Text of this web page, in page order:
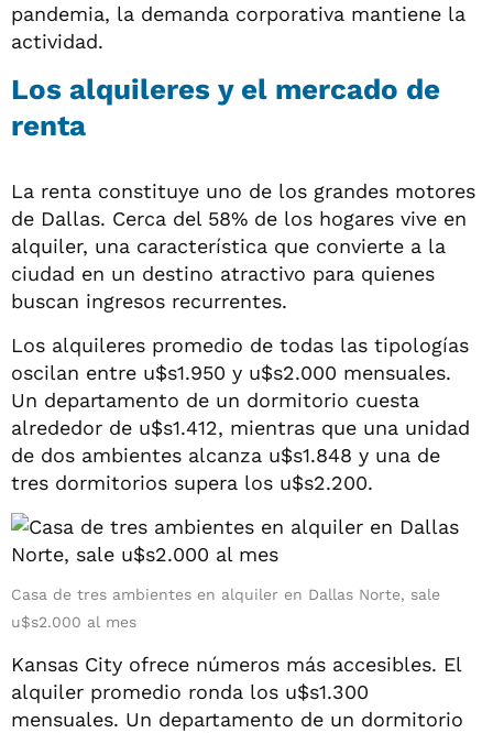
pandemia, la demanda corporativa mantiene la
actividad.
Los alquileres y el mercado de
renta
La renta constituye uno de los grandes motores
de Dallas. Cerca del 58% de los hogares vive en
alquiler, una característica que convierte a la
ciudad en un destino atractivo para quienes
buscan ingresos recurrentes.
Los alquileres promedio de todas las tipologías
oscilan entre u$s1.950 y u$s2.000 mensuales.
Un departamento de un dormitorio cuesta
alrededor de u$s1.412, mientras que una unidad
de dos ambientes alcanza u$s1.848 y una de
tres dormitorios supera los u$s2.200.
Casa de tres ambientes en alquiler en Dallas Norte, sale
u$s2.000 al mes
Kansas City ofrece números más accesibles. El
alquiler promedio ronda los u$s1.300
mensuales. Un departamento de un dormitorio